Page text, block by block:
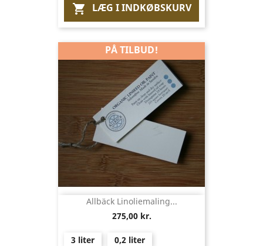
 LÆG I INDKØBSKURV
Allbäck Linoliemaling...
275,00 kr.
3 liter
0,2 liter
PÅ TILBUD!